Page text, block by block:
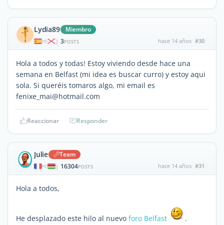
Lydia89 Miembro
| 3POSTS hace 14 años #30
Hola a todos y todas! Estoy viviendo desde hace una
semana en Belfast (mi idea es buscar curro) y estoy aqui
sola. Si queréis tomaros algo, mi email es
fenixe_mai@hotmail.com
Reaccionar Responder
Julie Team
| 16304POSTS hace 14 años #31
Hola a todos,
He desplazado este hilo al nuevo foro Belfast .